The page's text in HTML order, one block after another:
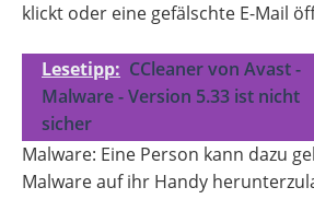
klickt oder eine gefälschte E-Mail
Lesetipp: CCleaner von Avast -
Malware - Version 5.33 ist nicht
sicher
Malware: Eine Person kann dazu
Malware auf ihr Handy